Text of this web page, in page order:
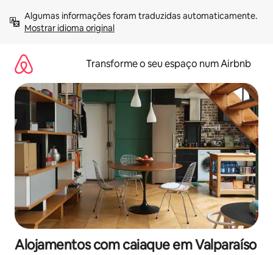
para
Mostrar idioma original
Transforme o seu espaço num Airbnb
Alojamentos com caiaque em Valparaíso